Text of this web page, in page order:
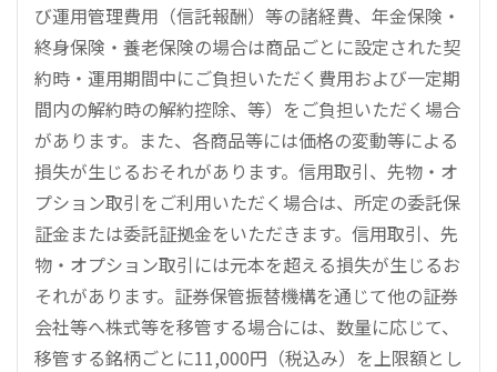
び運用管理費用（信託報酬）等の諸経費、年金保険・
終身保険・養老保険の場合は商品ごとに設定された契
約時・運用期間中にご負担いただく費用および一定期
間内の解約時の解約控除、等）をご負担いただく場合
があります。また、各商品等には価格の変動等による
損失が生じるおそれがあります。信用取引、先物・オ
プション取引をご利用いただく場合は、所定の委託保
証金または委託証拠金をいただきます。信用取引、先
物・オプション取引には元本を超える損失が生じるお
それがあります。証券保管振替機構を通じて他の証券
会社等へ株式等を移管する場合には、数量に応じて、
移管する銘柄ごとに11,000円（税込み）を上限額とし